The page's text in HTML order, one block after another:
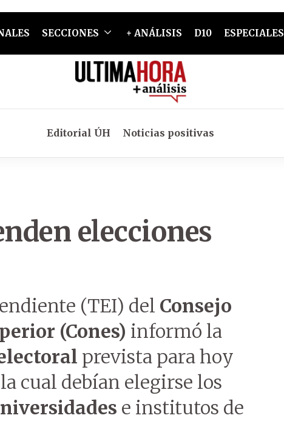
SECCIONES + ANÁLISIS D10 ESPECIALES
Editorial ÚH Noticias positivas
elecciones
(TEI) del Consejo
(Cones) informó la
prevista para hoy
cual debían elegirse los
e institutos de